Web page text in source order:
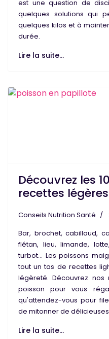
est une question de
quelques solutions qui
quelques kilos et à
durée.
Lire la suite...
Découvrez les
recettes
Conseils Nutrition Santé
Bar, brochet, cabillaud,
flétan, lieu, limande,
turbot... Les poissons
tout un tas de recettes
légèreté. Découvrez nos
poisson pour vous
qu'attendez-vous pour
de mitonner de
Lire la suite...